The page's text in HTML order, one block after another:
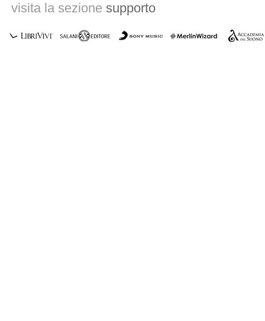
visita la sezione supporto